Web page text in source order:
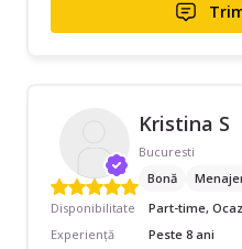
Kristina S
Bucuresti
Bonă
Disponibilitate
Part-time,
Experiență
Peste 8 ani